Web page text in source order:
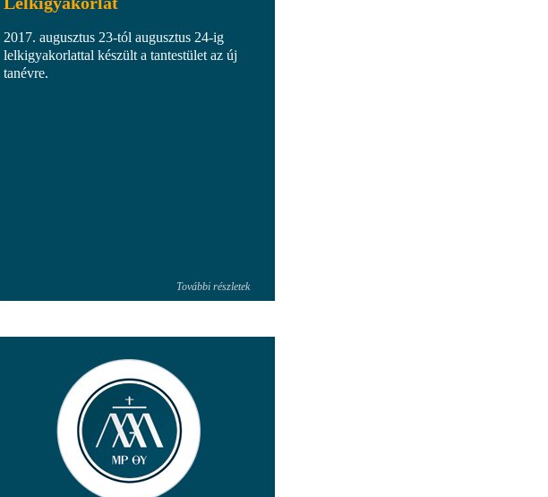
2017. augusztus 23-tól augusztus 24-ig
lelkigyakorlattal készült a tantestület az új
tanévre.
További részletek